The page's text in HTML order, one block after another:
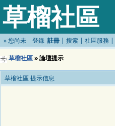
草榴社區
»您尚未 登錄 註冊 | 搜索 | 社區服務 |
草榴社區» 論壇提示
草榴社區 提示信息